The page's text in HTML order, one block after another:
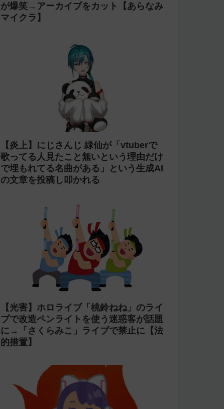
が爆笑→アーカイブをカット【あらなみ
マイクラ】
【炎上】にじさんじ 緑仙が「vtuberで
歌ってる人見たこと無いという理由だけ
で埋もれてる名曲がある」という生成AI
の文章を投稿し叩かれる
【光害】ホロライブ「桃鈴ねね」のライ
ブで改造ペンライトを使う迷惑客が話題
に→「さくらみこ」ライブで禁止に【法
的措置】